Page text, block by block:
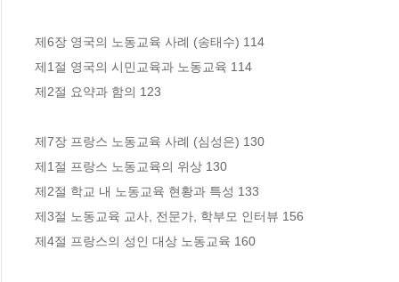
제6장 영국의 노동교육 사례 (송태수) 114
제1절 영국의 시민교육과 노동교육 114
제2절 요약과 함의 123
제7장 프랑스 노동교육 사례 (심성은) 130
제1절 프랑스 노동교육의 위상 130
제2절 학교 내 노동교육 현황과 특성 133
제3절 노동교육 교사, 전문가, 학부모 인터뷰 156
제4절 프랑스의 성인 대상 노동교육 160